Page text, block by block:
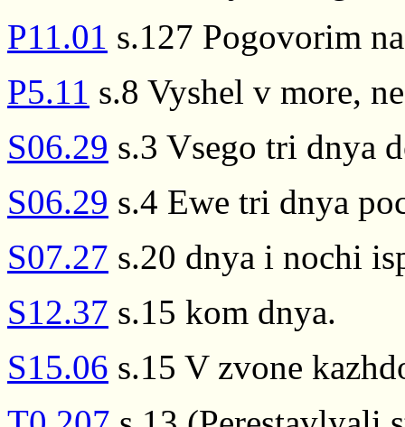
P11.01 s.127 Pogovorim
P5.11 s.8 Vyshel v more,
S06.29 s.3 Vsego tri dnya
S06.29 s.4 Ewe tri dnya
S07.27 s.20 dnya i nochi
S12.37 s.15 kom dnya.
S15.06 s.15 V zvone